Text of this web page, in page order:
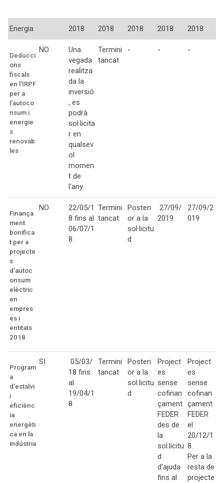
Energia 2018 2018 2018 2018 2018
Deducci
ons
fiscals
en l'IRPF
per a
l'autoco
nsum i
energie
s
renovab
les
NO
Una
vegada
realitza
da la
inversió
, es
podrà
sol·licita
r en
qualsev
ol
momen
t de
l'any.
Termini
tancat
- - -
Finança
ment
bonifica
t per a
projecte
s
d'autoc
onsum
elèctric
en
empres
es i
entitats
2018
NO
22/05/1
8 fins al
06/07/1
8
Termini
tancat
Posteri
or a la
sol·licitu
d
27/09/
2019
27/09/2
019
Program
a
d'estalvi
i
eficiènc
ia
energèti
ca en la
indústria
SI
05/03/
18 fins
al
19/04/1
8
Termini
tancat
Posteri
or a la
sol.licitu
d
Project
es
sense
cofinan
çament
FEDER
des de
la
sol.licitu
d
d'ajuda
fins al
Project
es
sense
cofinan
çament
FEDER
el
20/12/1
8.
Per a la
resta de
projecte